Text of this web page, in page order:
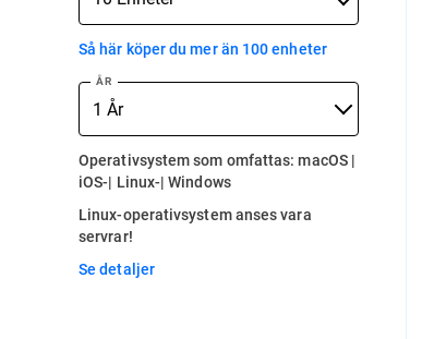
Så här köper du mer än 100 enheter
ÅR
Operativsystem som omfattas: macOS |
iOS-| Linux-| Windows
Linux-operativsystem anses vara
servrar!
Se detaljer